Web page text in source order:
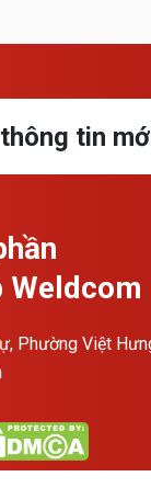
tin
Weldcom
Phường Việt